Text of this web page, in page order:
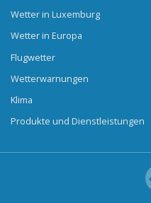
Wetter in Luxemburg
Wetter in Europa
Flugwetter
Wetterwarnungen
Klima
Produkte und Dienstleistungen